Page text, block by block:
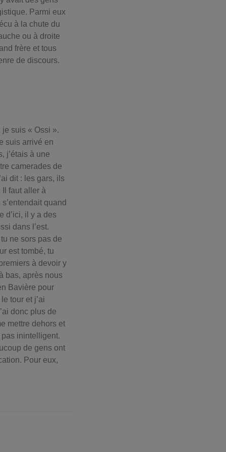
Parmi eux
à la chute du
ou à droite
frère et tous
de discours.
je suis « Ossi ».
suis arrivé en
j’étais à une
camerades de
dit : les gars, ils
faut aller à
quand
d’ici, il y a des
dans l’est.
ne sors pas de
est tombé, tu
à devoir y
bas, après nous
Bavière pour
tour et j’ai
donc plus de
mettre dehors et
inintelligent.
de gens ont
Pour eux,